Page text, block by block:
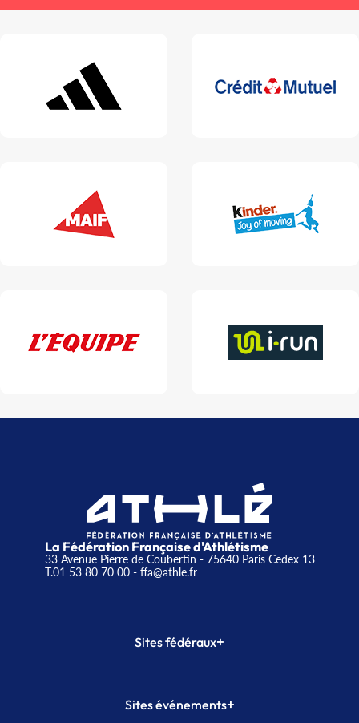
La Fédération Française d'Athlétisme
33 Avenue Pierre de Coubertin - 75640 Paris Cedex 13
T.01 53 80 70 00- ffa@athle.fr
Sites fédéraux+
Plateforme Formation
Sites événements+